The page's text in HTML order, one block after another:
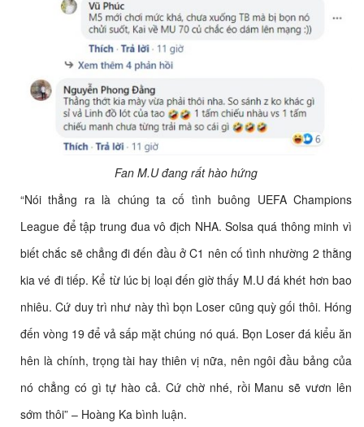
Fan M.U đang rất hào hứng
“Nói thẳng ra là chúng ta cố tình buông UEFA Champions
League để tập trung đua vô địch NHA. Solsa quá thông minh vì
biết chắc sẽ chẳng đi đến đầu ở C1 nên cố tình nhường 2 thằng
kia vé đi tiếp. Kể từ lúc bị loại đến giờ thấy M.U đá khét hơn bao
nhiêu. Cứ duy trì như này thì bọn Loser cũng quỳ gối thôi. Hóng
đến vòng 19 để vả sấp mặt chúng nó quá. Bọn Loser đá kiểu ăn
hên là chính, trọng tài hay thiên vị nữa, nên ngôi đầu bảng của
nó chẳng có gì tự hào cả. Cứ chờ nhé, rồi Manu sẽ vươn lên
sớm thôi” – Hoàng Ka bình luận.